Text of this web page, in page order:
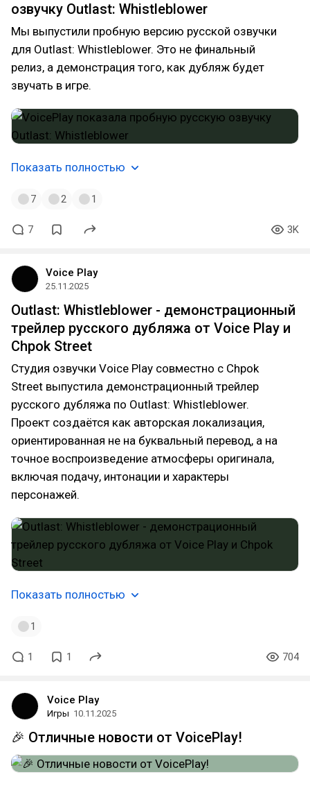
озвучку Outlast: Whistleblower
Мы выпустили пробную версию русской озвучки
для Outlast: Whistleblower. Это не финальный
релиз, а демонстрация того, как дубляж будет
звучать в игре.
Показать полностью
7 2 1
7 3K
Voice Play
25.11.2025
Outlast: Whistleblower - демонстрационный
трейлер русского дубляжа от Voice Play и
Chpok Street
Студия озвучки Voice Play совместно с Chpok
Street выпустила демонстрационный трейлер
русского дубляжа по Outlast: Whistleblower.
Проект создаётся как авторская локализация,
ориентированная не на буквальный перевод, а на
точное воспроизведение атмосферы оригинала,
включая подачу, интонации и характеры
персонажей.
Показать полностью
1
1 1 704
Voice Play
Игры 10.11.2025
🎉 Отличные новости от VoicePlay!